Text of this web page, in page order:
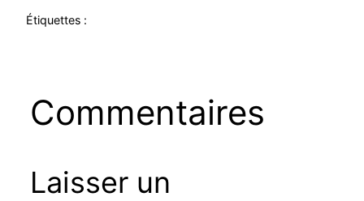
Étiquettes :
Commentaires
Laisser un